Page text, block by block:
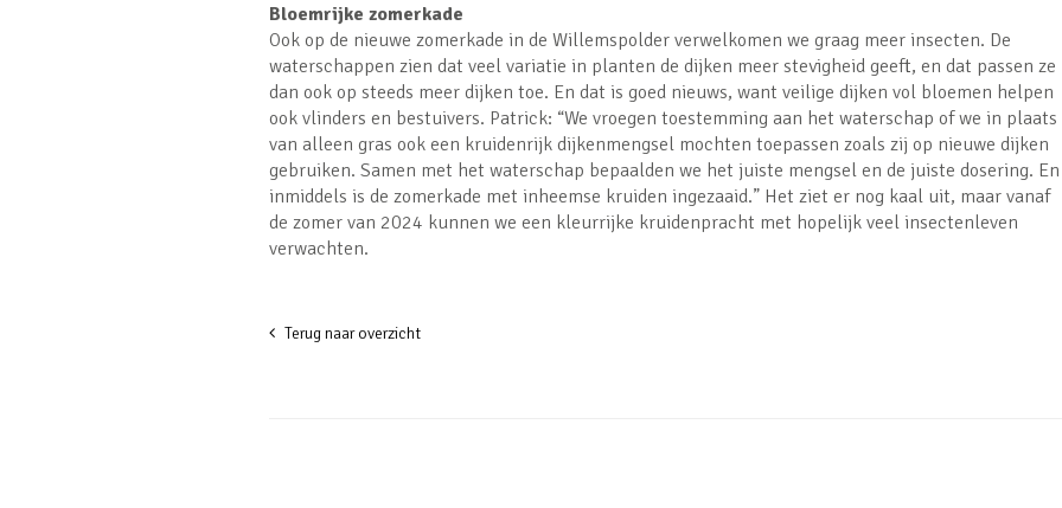
Bloemrijke zomerkade
Ook op de nieuwe zomerkade in de Willemspolder verwelkomen we graag meer insecten. De
waterschappen zien dat veel variatie in planten de dijken meer stevigheid geeft, en dat passen ze
dan ook op steeds meer dijken toe. En dat is goed nieuws, want veilige dijken vol bloemen helpen
ook vlinders en bestuivers. Patrick: “We vroegen toestemming aan het waterschap of we in plaats
van alleen gras ook een kruidenrijk dijkenmengsel mochten toepassen zoals zij op nieuwe dijken
gebruiken. Samen met het waterschap bepaalden we het juiste mengsel en de juiste dosering. En
inmiddels is de zomerkade met inheemse kruiden ingezaaid.” Het ziet er nog kaal uit, maar vanaf
de zomer van 2024 kunnen we een kleurrijke kruidenpracht met hopelijk veel insectenleven
verwachten.
Terug naar overzicht